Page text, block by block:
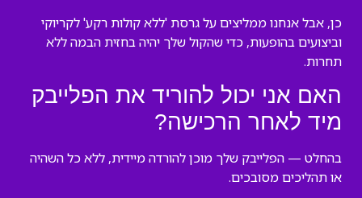
כן, אבל אנחנו ממליצים על גרסת 'ללא קולות רקע' לקריוקי
וביצועים בהופעות, כדי שהקול שלך יהיה בחזית הבמה ללא
תחרות.
האם אני יכול להוריד את הפלייבק
מיד לאחר הרכישה?
בהחלט — הפלייבק שלך מוכן להורדה מיידית, ללא כל השהיה
או תהליכים מסובכים.